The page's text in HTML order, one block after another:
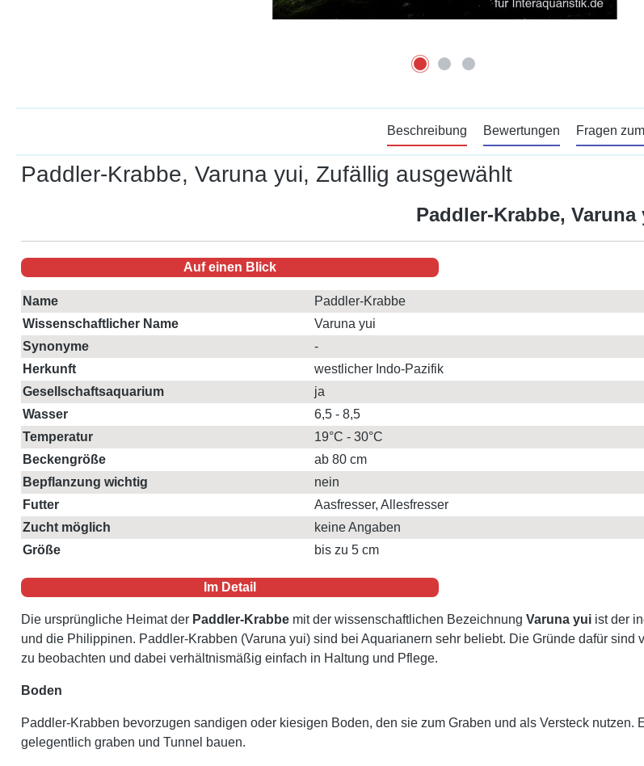
Beschreibung Bewertungen Fragen
Paddler-Krabbe, Varuna yui, Zufällig ausgewählt
Paddler-Krabbe, Varuna
Auf einen Blick
Name
Paddler-Krabbe
Wissenschaftlicher Name
Varuna yui
Synonyme
-
Herkunft
westlicher Indo-Pazifik
Gesellschaftsaquarium
ja
Wasser
6,5 - 8,5
Temperatur
19°C - 30°C
Beckengröße
ab 80 cm
Bepflanzung wichtig
nein
Futter
Aasfresser, Allesfresser
Zucht möglich
keine Angaben
Größe
bis zu 5 cm
Im Detail
Die ursprüngliche Heimat der Paddler-Krabbe mit der wissenschaftlichen Bezeichnung Varuna yui ist der
und die Philippinen. Paddler-Krabben (Varuna yui) sind bei Aquarianern sehr beliebt. Die Gründe dafür
zu beobachten und dabei verhältnismäßig einfach in Haltung und Pflege.
Boden
Paddler-Krabben bevorzugen sandigen oder kiesigen Boden, den sie zum Graben und als Versteck
gelegentlich graben und Tunnel bauen.